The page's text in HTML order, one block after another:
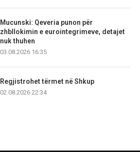
Mucunski: Qeveria punon për
zhbllokimin e eurointegrimeve, detajet
nuk thuhen
03.08.2026 16:35
Regjistrohet tërmet në Shkup
02.08.2026 22:34